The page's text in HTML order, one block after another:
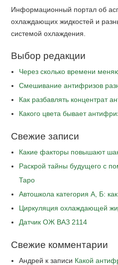
Информационный портал об
охлаждающих жидкостей и
системой охлаждения.
Выбор редакции
Через сколько времени
Cмешивание антифризов
Как разбавлять концентрат
Какого цвета бывает
Свежие записи
Какие факторы повышают
Раскрой тайны будущего с
Таро
Автошкола категория А, Б:
Циркуляция охлаждающей
Датчик ОЖ ВАЗ 2114
Свежие комментарии
Андрей к записи Какой